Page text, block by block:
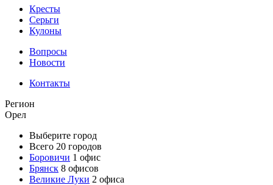
Кресты
Серьги
Кулоны
Вопросы
Новости
Контакты
Регион
Орел
Выберите город
Всего 20 городов
Боровичи 1 офис
Брянск 8 офисов
Великие Луки 2 офиса